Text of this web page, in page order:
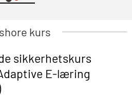
kurs
sikkerhetskurs
E-læring